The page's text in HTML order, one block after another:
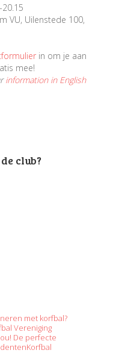
VU, Uilenstede 100,
in om je aan
mee!
information in English
club?
met korfbal?
Vereniging
De perfecte